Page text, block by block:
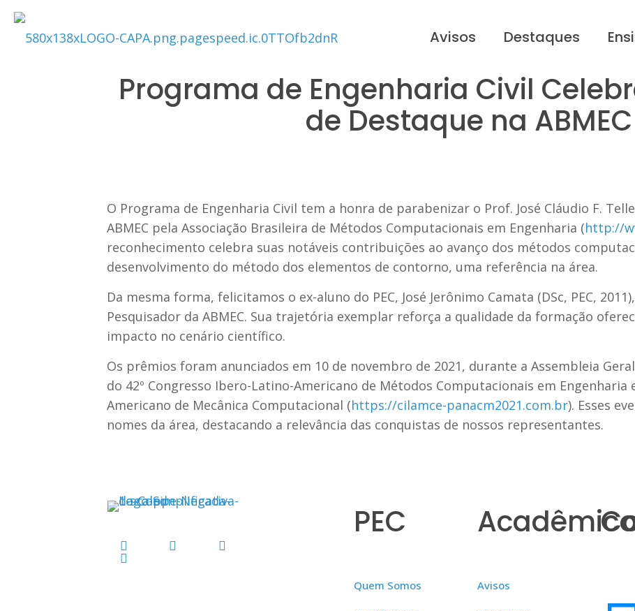
Avisos Destaques
Programa de Engenharia Civil
de Destaque na ABMEC
O Programa de Engenharia Civil tem a honra de parabenizar o Prof. José Cláudio F.
ABMEC pela Associação Brasileira de Métodos Computacionais em Engenharia (http://
reconhecimento celebra suas notáveis contribuições ao avanço dos métodos
desenvolvimento do método dos elementos de contorno, uma referência na área.
Da mesma forma, felicitamos o ex-aluno do PEC, José Jerônimo Camata (DSc, PEC,
Pesquisador da ABMEC. Sua trajetória exemplar reforça a qualidade da formação
impacto no cenário científico.
Os prêmios foram anunciados em 10 de novembro de 2021, durante a Assembleia
do 42º Congresso Ibero-Latino-Americano de Métodos Computacionais em Engenharia
Americano de Mecânica Computacional (https://cilamce-panacm2021.com.br). Esses
nomes da área, destacando a relevância das conquistas de nossos representantes.
PEC
Quem Somos Avisos